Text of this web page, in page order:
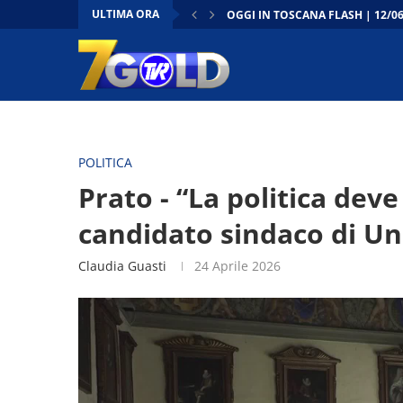
ULTIMA ORA
OGGI IN TOSCANA FLASH | 12/
POLITICA
Prato - “La politica
candidato sindaco di
Claudia Guasti 24 Aprile 2026
Video